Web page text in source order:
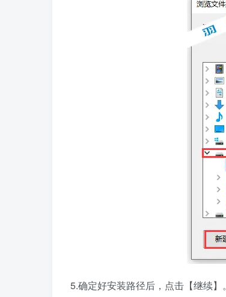
5.确定好安装路径后，点击【继续】。